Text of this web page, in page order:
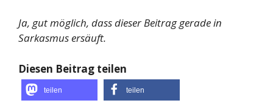
Ja, gut möglich, dass dieser Beitrag gerade in
Sarkasmus ersäuft.
Diesen Beitrag teilen
teilen teilen